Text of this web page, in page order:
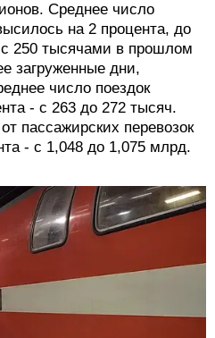
Среднее число
на 2 процента, до
250 тысячами в прошлом
загруженные дни,
число поездок
- с 263 до 272 тысяч.
пассажирских перевозок
- с 1,048 до 1,075 млрд.